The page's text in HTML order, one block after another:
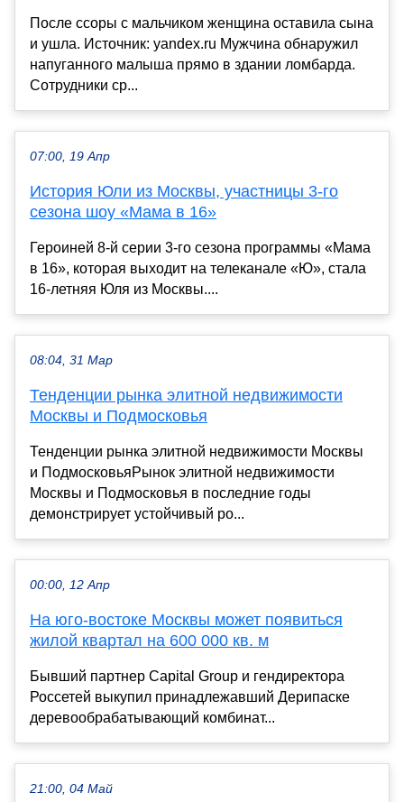
После ссоры с мальчиком женщина оставила сына
и ушла. Источник: yandex.ru Мужчина обнаружил
напуганного малыша прямо в здании ломбарда.
Сотрудники ср...
07:00, 19 Апр
История Юли из Москвы, участницы 3-го
сезона шоу «Мама в 16»
Героиней 8-й серии 3-го сезона программы «Мама
в 16», которая выходит на телеканале «Ю», стала
16-летняя Юля из Москвы....
08:04, 31 Мар
Тенденции рынка элитной недвижимости
Москвы и Подмосковья
Тенденции рынка элитной недвижимости Москвы
и ПодмосковьяРынок элитной недвижимости
Москвы и Подмосковья в последние годы
демонстрирует устойчивый ро...
00:00, 12 Апр
На юго-востоке Москвы может появиться
жилой квартал на 600 000 кв. м
Бывший партнер Capital Group и гендиректора
Россетей выкупил принадлежавший Дерипаске
деревообрабатывающий комбинат...
21:00, 04 Май